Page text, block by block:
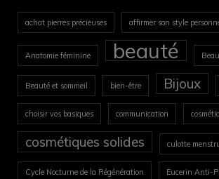
achat pierres précieuses affirmer son style
Anatomie féminine beauté
Beauté et sommeil bien-être Bijoux
choisir vos basiques communication
cosmétiques solides culotte
Cycle Nocturne de la Régénération Eucerin Anti-